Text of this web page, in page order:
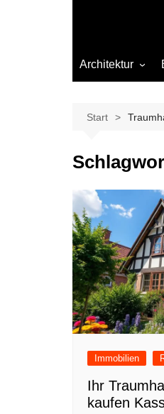
Architektur
Start
Immobilien
Ihr
kaufen